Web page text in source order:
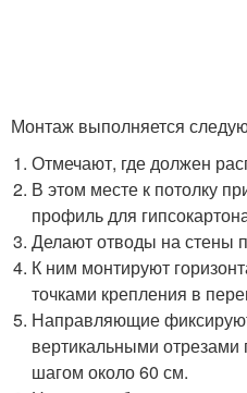
Монтаж выполняется
Отмечают, где должен
В этом месте к потолку
профиль для
Делают отводы на стены
К ним монтируют
точками крепления в
Направляющие
вертикальными
шагом около 60 см.